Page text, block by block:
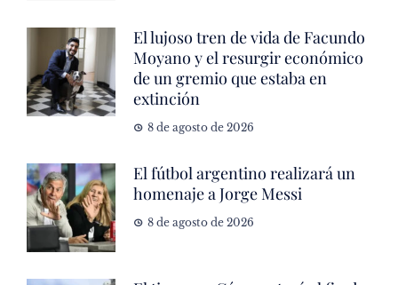
El lujoso tren de vida de Facundo
Moyano y el resurgir económico
de un gremio que estaba en
extinción
8 de agosto de 2026
El fútbol argentino realizará un
homenaje a Jorge Messi
8 de agosto de 2026